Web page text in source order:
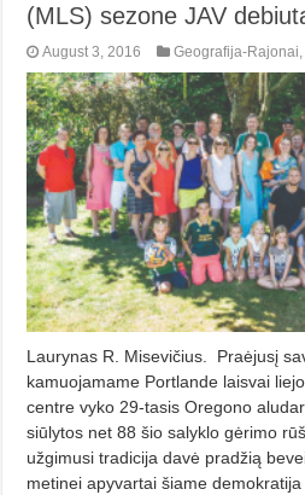
(MLS) sezone JAV
August 3, 2016 Geografija-Rajonai,
Laurynas R. Misevičius. Praėjusį
kamuojamame Portlande laisvai
centre vyko 29-tasis Oregono
siūlytos net 88 šio salyklo gėrimo
užgimusi tradicija davė pradžią
metinei apyvartai šiame